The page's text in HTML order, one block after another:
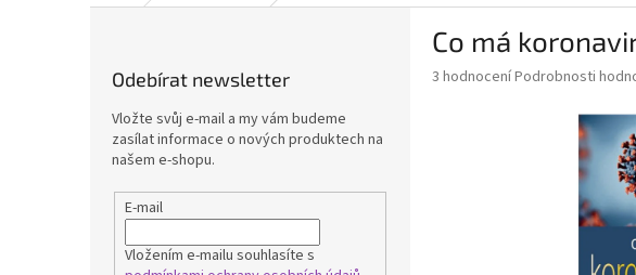
Odebírat newsletter
Vložte svůj e-mail a my vám budeme
zasílat informace o nových produktech na
našem e-shopu.
E-mail
Vložením e-mailu souhlasíte s
Co má
Průměrné
3 hodnoceníPodrobnosti